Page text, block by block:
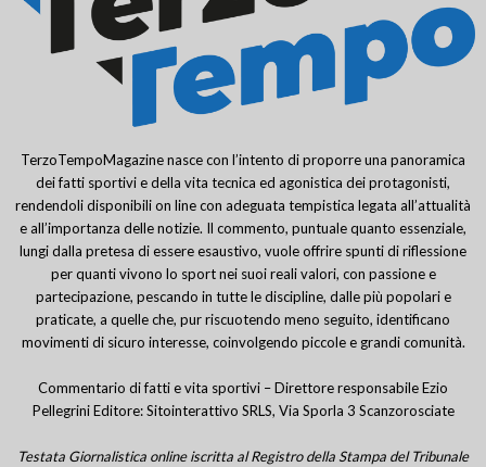
TerzoTempoMagazine nasce con l’intento di proporre una panoramica
dei fatti sportivi e della vita tecnica ed agonistica dei protagonisti,
rendendoli disponibili on line con adeguata tempistica legata all’attualità
e all’importanza delle notizie. Il commento, puntuale quanto essenziale,
lungi dalla pretesa di essere esaustivo, vuole offrire spunti di riflessione
per quanti vivono lo sport nei suoi reali valori, con passione e
partecipazione, pescando in tutte le discipline, dalle più popolari e
praticate, a quelle che, pur riscuotendo meno seguito, identificano
movimenti di sicuro interesse, coinvolgendo piccole e grandi comunità.
Commentario di fatti e vita sportivi – Direttore responsabile Ezio
Pellegrini Editore: Sitointerattivo SRLS, Via Sporla 3 Scanzorosciate
Testata Giornalistica online iscritta al Registro della Stampa del Tribunale